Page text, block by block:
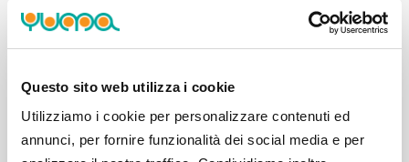
Questo sito web utilizza i cookie
Utilizziamo i cookie per personalizzare contenuti ed
annunci, per fornire funzionalità dei social media e per
Il "Palazzetto dello Sport Gianni Asti" è molto più di
un impianto sportivo: è il punto di riferimento della
Basket Torino. Un luogo dove si incontrano